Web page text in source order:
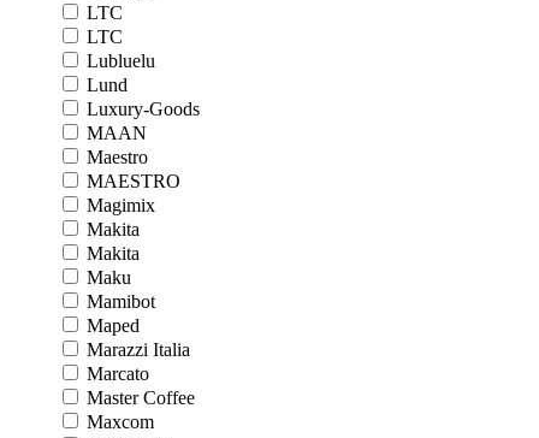
LTC
LTC
Lubluelu
Lund
Luxury-Goods
MAAN
Maestro
MAESTRO
Magimix
Makita
Makita
Maku
Mamibot
Maped
Marazzi Italia
Marcato
Master Coffee
Maxcom